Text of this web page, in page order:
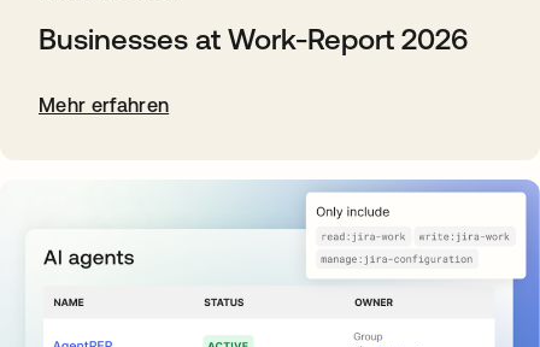
Businesses at Work-Report 2026
Mehr erfahren